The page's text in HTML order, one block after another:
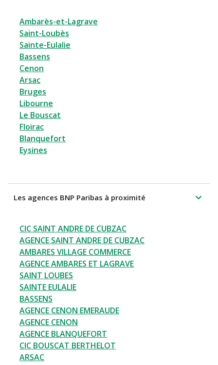
Ambarès-et-Lagrave
Saint-Loubès
Sainte-Eulalie
Bassens
Cenon
Arsac
Bruges
Libourne
Le Bouscat
Floirac
Blanquefort
Eysines
Les agences BNP Paribas à proximité
CIC SAINT ANDRE DE CUBZAC
AGENCE SAINT ANDRE DE CUBZAC
AMBARES VILLAGE COMMERCE
AGENCE AMBARES ET LAGRAVE
SAINT LOUBES
SAINTE EULALIE
BASSENS
AGENCE CENON EMERAUDE
AGENCE CENON
AGENCE BLANQUEFORT
CIC BOUSCAT BERTHELOT
ARSAC